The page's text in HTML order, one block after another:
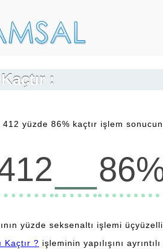
:
yüzde 86% kaçtır işlem
yüzde seksenaltı işlemi
Kaçtır ? işleminin yapılışını